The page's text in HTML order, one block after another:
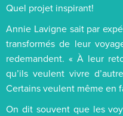
Quel projet inspirant!
Annie Lavigne sait par
transformés de leur
redemandent. « À leur
qu’ils veulent vivre
Certains veulent même en
On dit souvent que les